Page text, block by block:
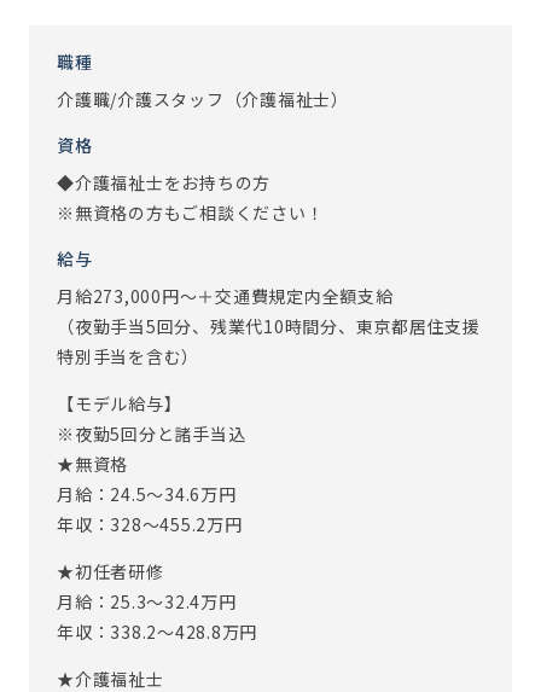
ご入居者とかかわる時間を増やすことに成功しています！
スマホ1台で記録入力、コール、見守りのすべてが可能にな
るシステムです。
見守りセンサーでご入居者の覚醒・離床・心拍数の状況もモ
ニタリングできるため、
た。
その他にも、スマホを使った動画共有アプリやグループ通話
ができるインカムシステムも導入をしております。
最新のシステムですが、難しいことはありません。
まずはお気軽にお問い合わせください！
※従事すべき業務の変更：あり（変更範囲：会社の定める業
※定年制度あり（定年65歳）
職種
介護職/介護スタッフ（介護福祉士）
資格
◆介護福祉士をお持ちの方
※無資格の方もご相談ください！
給与
月給273,000円～＋交通費規定内全額支給
（夜勤手当5回分、残業代10時間分、東京都居住支援
特別手当を含む）
【モデル給与】
※夜勤5回分と諸手当込
★無資格
月給：24.5〜34.6万円
年収：328〜455.2万円
★初任者研修
月給：25.3〜32.4万円
年収：338.2〜428.8万円
★介護福祉士